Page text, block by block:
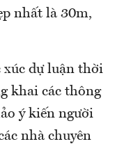
nhất là 30m,
xúc dự luận thời
khai các thông
ý kiến người
nhà chuyên